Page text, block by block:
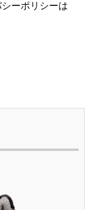
ーポリシーは